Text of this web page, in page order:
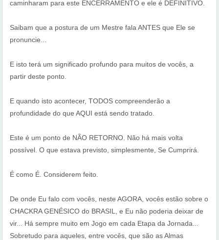
caminharam para este ENCERRAMENTO e ele é DEFINITIVO.
Saibam que a postura de um Mestre fala ANTES que Ele se
pronuncie...
E isto terá um significado profundo para muitos de vocês, a
partir deste ponto.
E quando isto acontecer, TODOS compreenderão a
profundidade do que AQUI está sendo tratado.
Este é um ponto de NÃO RETORNO. Não há mais volta
possível. O que estava previsto, simplesmente, Se Cumprirá.
É como É. Considerem feito.
De onde Eu falo com vocês, neste AGORA, vocês estão sobre o
CHACKRA GENÉSICO do BRASIL, e Eu não poderia deixar de
vir... Há sempre muito em Jogo em cada Etapa da Jornada...
Sobretudo para aqueles, entre vocês, que são as Almas